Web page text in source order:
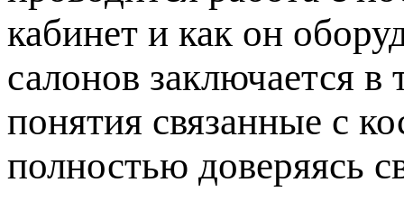
кабинет и как он
салонов заключается
понятия связанные с
полностью доверяясь